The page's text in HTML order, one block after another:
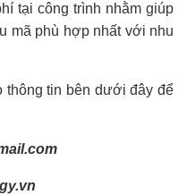
tại công trình nhằm giúp
mã phù hợp nhất với nhu
thông tin bên dưới đây để